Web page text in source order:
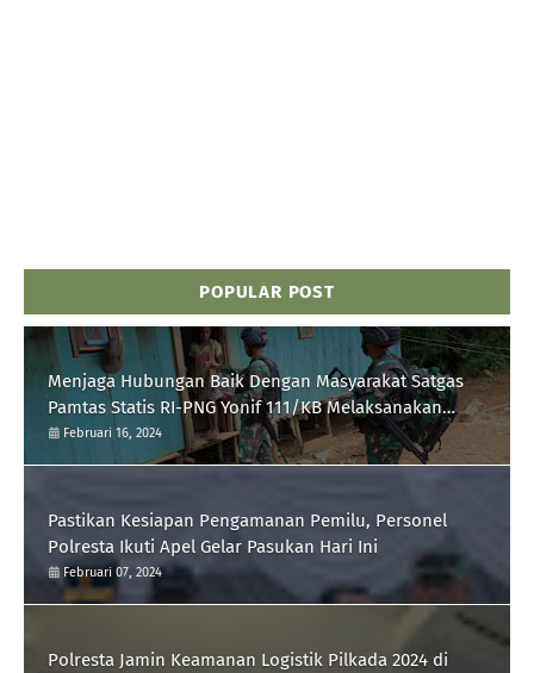
POPULAR POST
Menjaga Hubungan Baik Dengan Masyarakat Satgas
Pamtas Statis RI-PNG Yonif 111/KB Melaksanakan
Silaturrahmi
Februari 16, 2024
Pastikan Kesiapan Pengamanan Pemilu, Personel
Polresta Ikuti Apel Gelar Pasukan Hari Ini
Februari 07, 2024
Polresta Jamin Keamanan Logistik Pilkada 2024 di